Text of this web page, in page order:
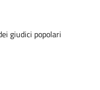
giudici popolari